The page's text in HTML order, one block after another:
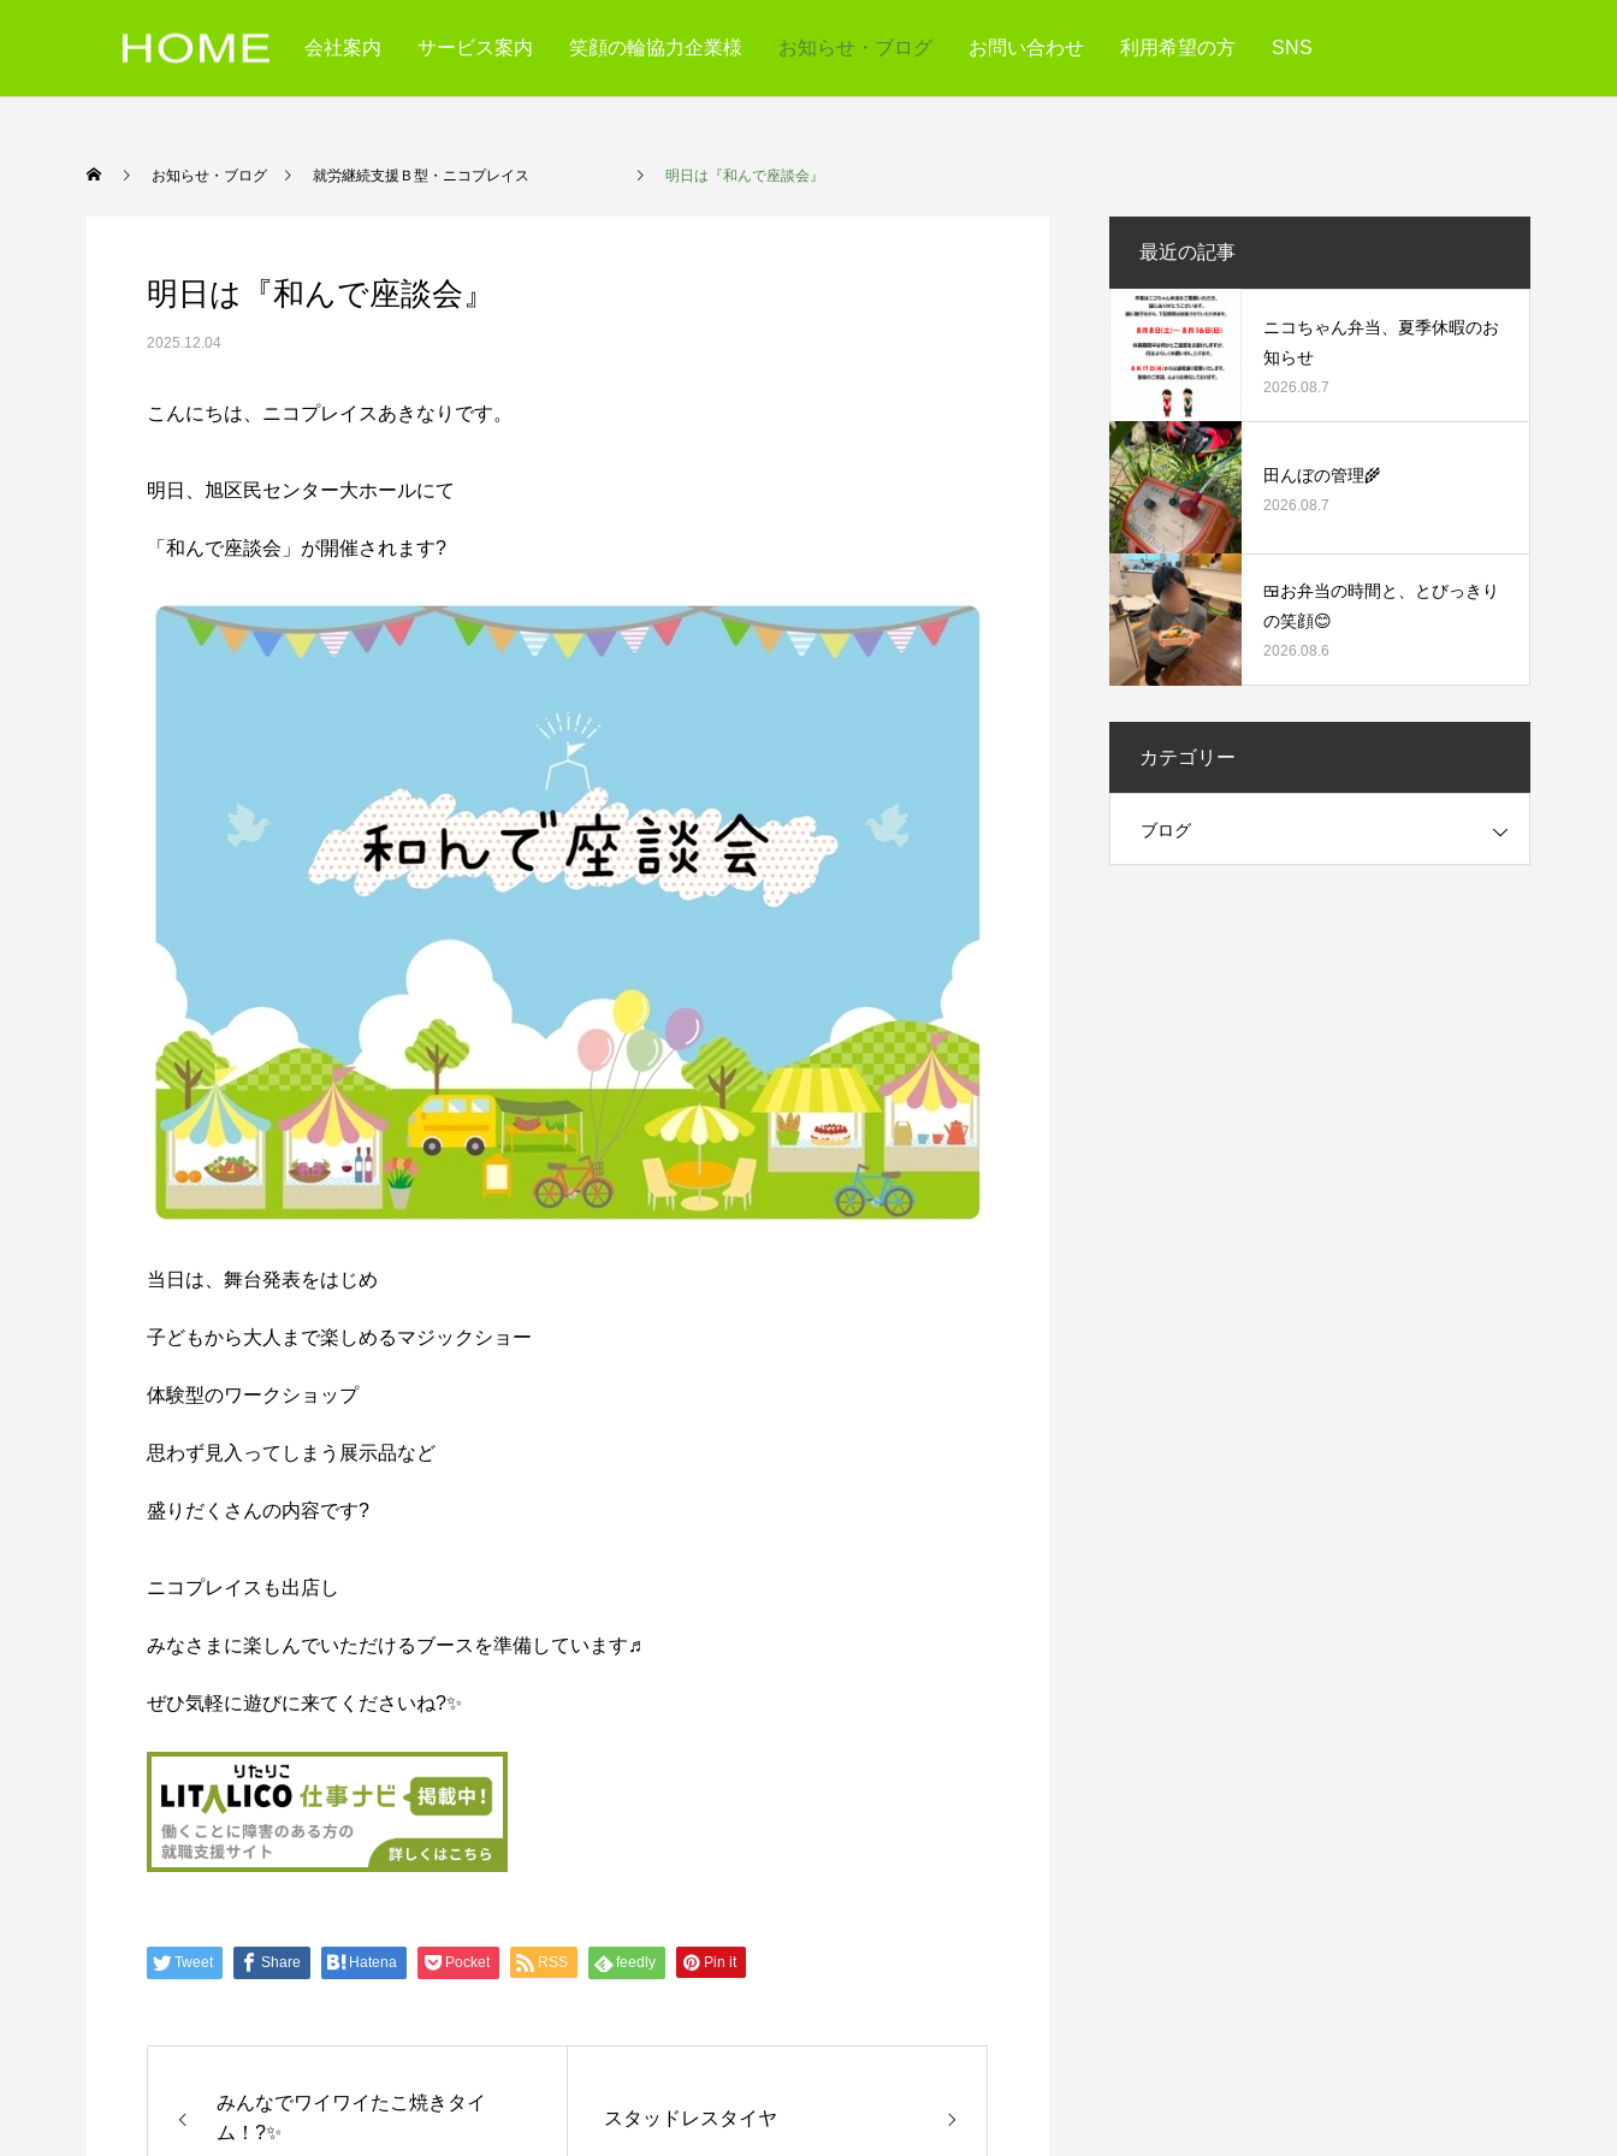
会社案内 サービス案内 笑顔の輪協力企業様 お知らせ・ブログ お問い合わせ 利用希望の方 SNS
お知らせ・ブログ 就労継続支援Ｂ型・ニコプレイス 明日は『和んで座談会』
明日は『和んで座談会』
2025.12.04
こんにちは、ニコプレイスあきなりです。
明日、旭区民センター大ホールにて
「和んで座談会」が開催されます?
当日は、舞台発表をはじめ
子どもから大人まで楽しめるマジックショー
体験型のワークショップ
思わず見入ってしまう展示品など
盛りだくさんの内容です?
ニコプレイスも出店し
みなさまに楽しんでいただけるブースを準備しています♬
ぜひ気軽に遊びに来てくださいね?✨
Tweet Share Hatena Pocket RSS feedly Pin it
みんなでワイワイたこ焼きタイ
ム！?✨
スタッドレスタイヤ
最近の記事
ニコちゃん弁当、夏季休暇のお
知らせ
2026.08.7
田んぼの管理🌾
2026.08.7
🍱お弁当の時間と、とびっきり
の笑顔😊
2026.08.6
カテゴリー
ブログ